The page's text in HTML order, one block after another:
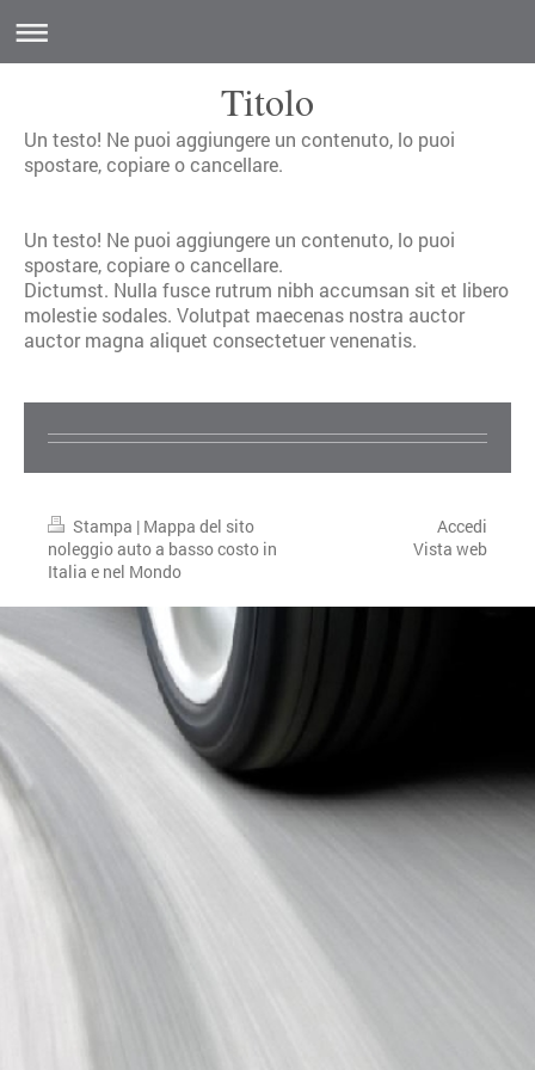
Titolo
Un testo! Ne puoi aggiungere un contenuto, lo puoi
spostare, copiare o cancellare.
Un testo! Ne puoi aggiungere un contenuto, lo puoi
spostare, copiare o cancellare.
Dictumst. Nulla fusce rutrum nibh accumsan sit et libero
molestie sodales. Volutpat maecenas nostra auctor
auctor magna aliquet consectetuer venenatis.
Stampa | Mappa del sito
noleggio auto a basso costo in
Italia e nel Mondo
Accedi
Vista web